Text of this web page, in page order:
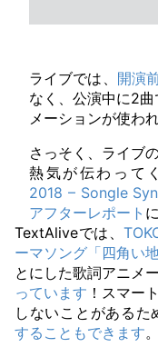
ライブでは、 開演
なく、公演中に2
メーションが使わ
さっそく、ライブ
熱気が伝わって
2018 – Songle
アフターレポート
TextAliveでは、
ーマソング「四角い
とにした歌詞アニメ
っています ！スマー
しないことがあるた
することもできます。